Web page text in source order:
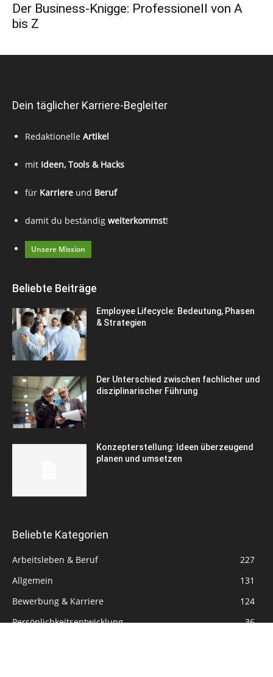
Der Business-Knigge: Professionell von A
bis Z
Dein täglicher Karriere-Begleiter
Redaktionelle Artikel
mit Ideen, Tools & Hacks
für Karriere und Beruf
damit du beständig weiterkommst!
Unsere Mission
Beliebte Beiträge
Employee Lifecycle: Bedeutung, Phasen
& Strategien
Der Unterschied zwischen fachlicher und
disziplinarischer Führung
Konzepterstellung: Ideen überzeugend
planen und umsetzen
Beliebte Kategorien
Arbeitsleben & Beruf
227
Allgemein
131
Bewerbung & Karriere
124
Persönlichkeitsentwicklung
36